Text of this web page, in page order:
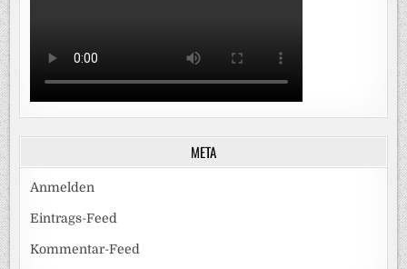
META
Anmelden
Eintrags-Feed
Kommentar-Feed